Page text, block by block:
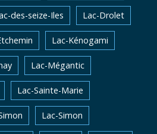
des-seize-Iles Lac-Drolet
Lac-Kénogami
Lac-Mégantic
Lac-Sainte-Marie
Lac-Simon